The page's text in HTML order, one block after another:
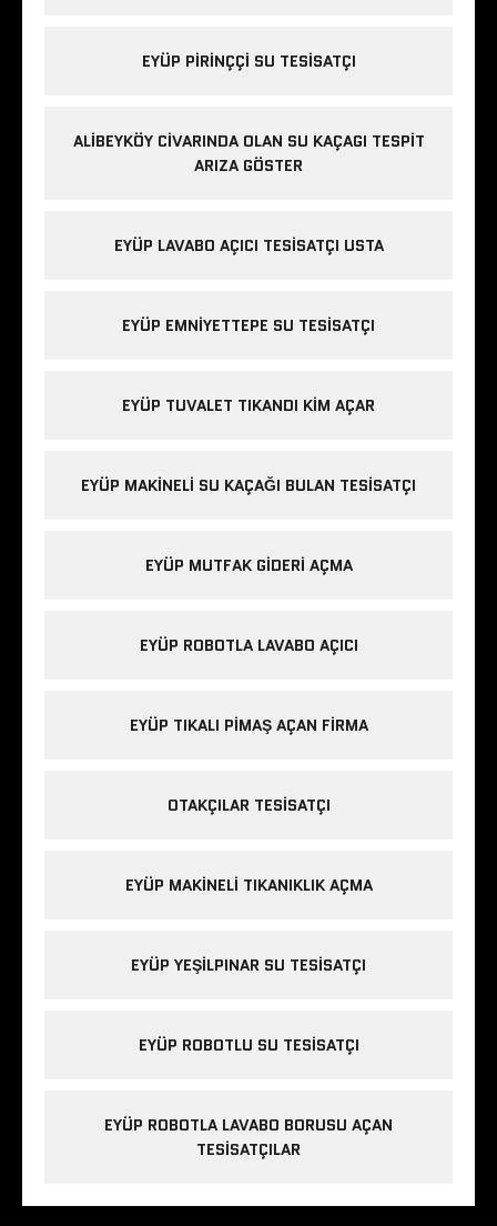
EYÜP PIRINÇÇI SU TESISATÇI
ALIBEYKÖY CIVARINDA OLAN SU KAÇAGI TESPIT
ARIZA GÖSTER
EYÜP LAVABO AÇICI TESISATÇI USTA
EYÜP EMNIYETTEPE SU TESISATÇI
EYÜP TUVALET TIKANDI KIM AÇAR
EYÜP MAKINELI SU KAÇAĞI BULAN TESISATÇI
EYÜP MUTFAK GIDERI AÇMA
EYÜP ROBOTLA LAVABO AÇICI
EYÜP TIKALI PIMAŞ AÇAN FIRMA
OTAKÇILAR TESISATÇI
EYÜP MAKINELI TIKANIKLIK AÇMA
EYÜP YEŞILPINAR SU TESISATÇI
EYÜP ROBOTLU SU TESISATÇI
EYÜP ROBOTLA LAVABO BORUSU AÇAN
TESISATÇILAR